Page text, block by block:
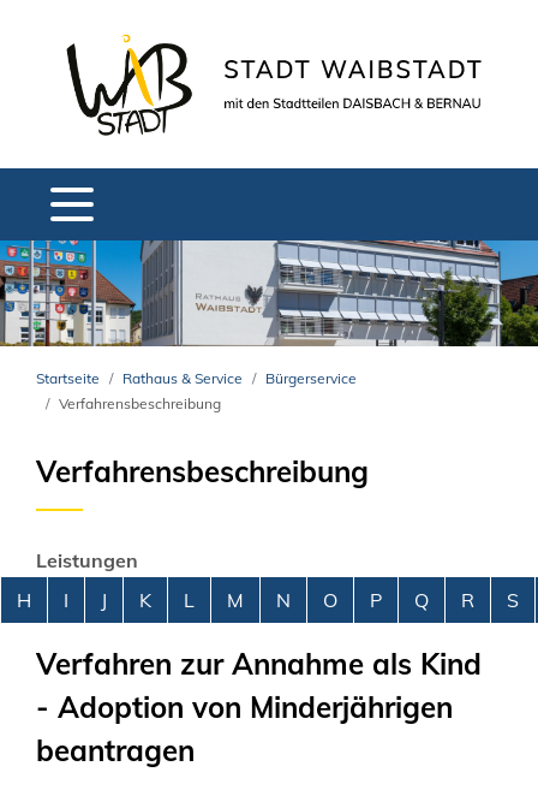
Startseite Rathaus & Service
Bürgerservice
Verfahrensbeschreibung
Verfahrensbeschreibung
Leistungen
Alphabetisches Register überspringen
H I J K L M N O P Q R S
Verfahren zur Annahme als Kind
- Adoption von Minderjährigen
beantragen